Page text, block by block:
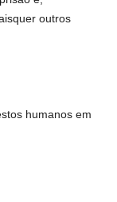
outros
humanos em